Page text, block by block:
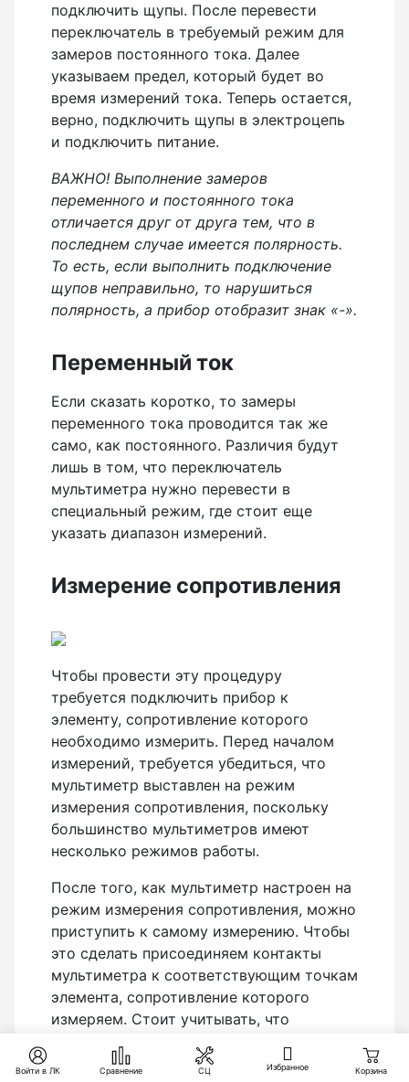
подключить щупы. После перевести
переключатель в требуемый режим для
замеров постоянного тока. Далее
указываем предел, который будет во
время измерений тока. Теперь остается,
верно, подключить щупы в электроцепь
и подключить питание.
ВАЖНО! Выполнение замеров
переменного и постоянного тока
отличается друг от друга тем, что в
последнем случае имеется полярность.
То есть, если выполнить подключение
щупов неправильно, то нарушиться
полярность, а прибор отобразит знак «-».
Переменный ток
Если сказать коротко, то замеры
переменного тока проводится так же
само, как постоянного. Различия будут
лишь в том, что переключатель
мультиметра нужно перевести в
специальный режим, где стоит еще
указать диапазон измерений.
Измерение сопротивления
Чтобы провести эту процедуру
требуется подключить прибор к
элементу, сопротивление которого
необходимо измерить. Перед началом
измерений, требуется убедиться, что
мультиметр выставлен на режим
измерения сопротивления, поскольку
большинство мультиметров имеют
несколько режимов работы.
После того, как мультиметр настроен на
режим измерения сопротивления, можно
приступить к самому измерению. Чтобы
это сделать присоединяем контакты
мультиметра к соответствующим точкам
элемента, сопротивление которого
измеряем. Стоит учитывать, что
надежно прикреплены к элементу для
Войти в ЛК Сравнение СЦ Избранное Корзина